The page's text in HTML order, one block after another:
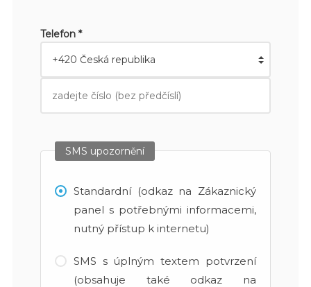
Telefon *
SMS upozornění
Standardní (odkaz na Zákaznický
panel s potřebnými informacemi,
nutný přístup k internetu)
SMS s úplným textem potvrzení
(obsahuje také odkaz na